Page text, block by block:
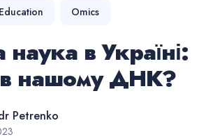
Education Omics
наука в Україні:
нашому ДНК?
Petrenko